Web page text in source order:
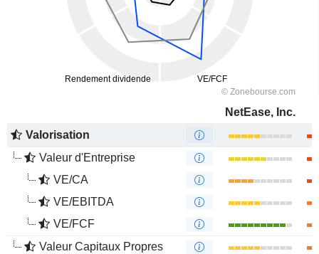
NetEase, Inc.
Valorisation
Valeur d'Entreprise
VE/CA
VE/EBITDA
VE/FCF
Valeur Capitaux Propres